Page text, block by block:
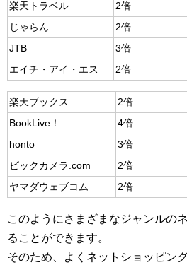
楽天トラベル
2倍
じゃらん
2倍
JTB
3倍
エイチ・アイ・エス
2倍
楽天ブックス 2倍
BookLive！
4倍
honto
3倍
ビックカメラ.com
2倍
ヤマダウェブコム
2倍
このようにさまざまなジャンルの
ることができます。
そのため、よくネットショッピン